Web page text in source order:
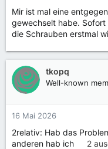
n
:
Mir ist mal eine
gewechselt habe.
die Schrauben erstmal
tkopq
Well-known
16 Mai 2026
2relativ: Hab das
anderen hab ich
2